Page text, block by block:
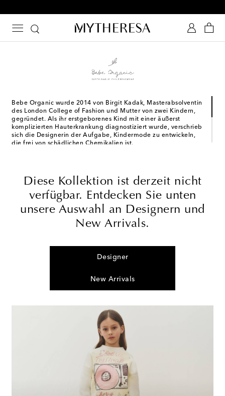
Bebe Organic wurde 2014 von Birgit Kadak, Masterabsolventin
des London College of Fashion und Mutter von zwei Kindern,
gegründet. Als ihr erstgeborenes Kind mit einer äußerst
komplizierten Hauterkrankung diagnostiziert wurde, verschrieb
sich die Designerin der Aufgabe, Kindermode zu entwickeln,
die frei von schädlichen Chemikalien ist.
Kollektionen reflektiert werden. Vintage-Charme und liebevolle
Details wie Stickereien, Blumenmuster oder Spitze definieren
die Designs, die stets aus biologischen sowie natürlich
Materialien gefertigt werden.
Diese Kollektion ist derzeit nicht
verfügbar. Entdecken Sie unten
unsere Auswahl an Designern und
New Arrivals.
Designer
New Arrivals